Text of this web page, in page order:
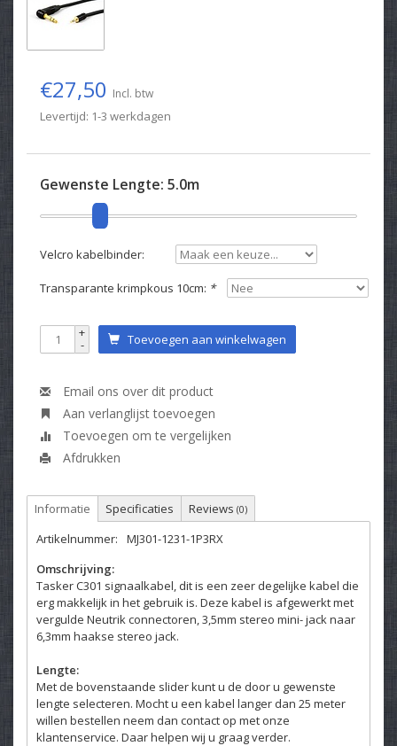
€27,50 Incl. btw
Levertijd: 1-3 werkdagen
Gewenste Lengte: 5.0m
Velcro kabelbinder:
Transparante krimpkous 10cm: *
+
- Toevoegen aan winkelwagen
Email ons over dit product
Aan verlanglijst toevoegen
Toevoegen om te vergelijken
Afdrukken
Informatie Specificaties Reviews (0)
Artikelnummer:
MJ301-1231-1P3RX
Omschrijving:
Tasker C301 signaalkabel, dit is een zeer degelijke kabel die
erg makkelijk in het gebruik is. Deze kabel is afgewerkt met
vergulde Neutrik connectoren, 3,5mm stereo mini- jack naar
6,3mm haakse stereo jack.
Lengte:
Met de bovenstaande slider kunt u de door u gewenste
lengte selecteren. Mocht u een kabel langer dan 25 meter
willen bestellen neem dan contact op met onze
klantenservice. Daar helpen wij u graag verder.